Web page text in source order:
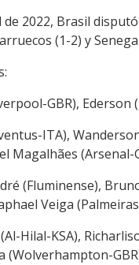
de 2022, Brasil
(1-2) y
GBR),
ITA),
Magalhães (Arsenal-
(Fluminense),
Veiga
Hilal-KSA),
(Wolverhampton-